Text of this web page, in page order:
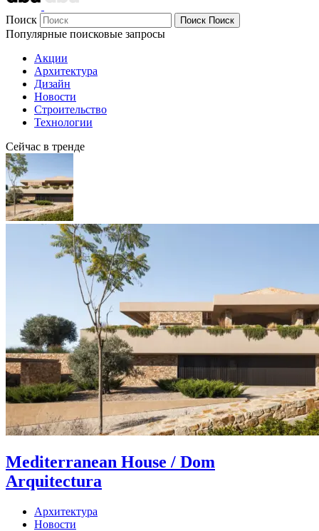
Поиск Поиск Поиск
Популярные поисковые запросы
Акции
Архитектура
Дизайн
Новости
Строительство
Технологии
Сейчас в тренде
Mediterranean House / Dom
Arquitectura
Архитектура
Новости